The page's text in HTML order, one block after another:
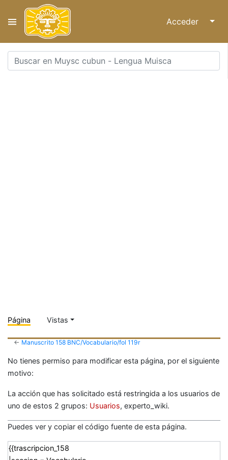
Acceder ↓
Página Vistas
← Manuscrito 158 BNC/Vocabulario/fol 119r
No tienes permiso para modificar esta página, por el siguiente
motivo:
La acción que has solicitado está restringida a los usuarios de
uno de estos 2 grupos: Usuarios, experto_wiki.
Puedes ver y copiar el código fuente de esta página.